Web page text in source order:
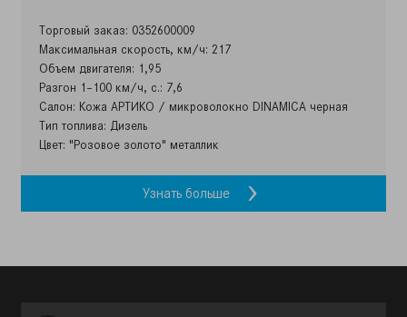
Торговый заказ: 0352600009
Максимальная скорость, км/ч: 217
Объем двигателя: 1,95
Разгон 1–100 км/ч, с.: 7,6
Салон: Кожа АРТИКО / микроволокно DINAMICA черная
Тип топлива: Дизель
Цвет: "Розовое золото" металлик
Узнать больше